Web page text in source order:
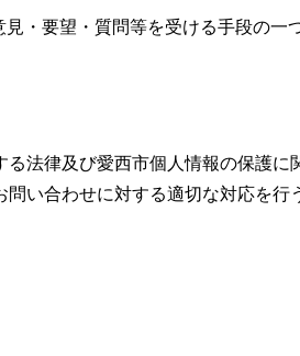
・要望・質問等を受ける手段の
法律及び愛西市個人情報の保護
い合わせに対する適切な対応を行